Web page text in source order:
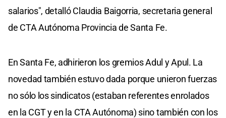
salarios", detalló Claudia Baigorria, secretaria general
de CTA Autónoma Provincia de Santa Fe.
En Santa Fe, adhirieron los gremios Adul y Apul. La
novedad también estuvo dada porque unieron fuerzas
no sólo los sindicatos (estaban referentes enrolados
en la CGT y en la CTA Autónoma) sino también con los